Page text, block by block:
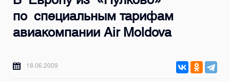
по специальным тарифам
авиакомпании Air Moldova
18.06.2009